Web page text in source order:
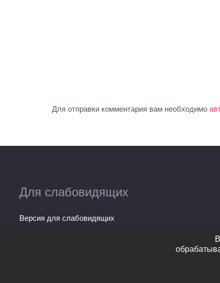
Для отправки комментария вам необходимо
Для слабовидящих
Версия для слабовидящих